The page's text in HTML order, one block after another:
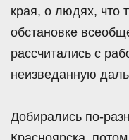
края, о людях, что
обстановке
рассчитались с
неизведанную
Добирались по-